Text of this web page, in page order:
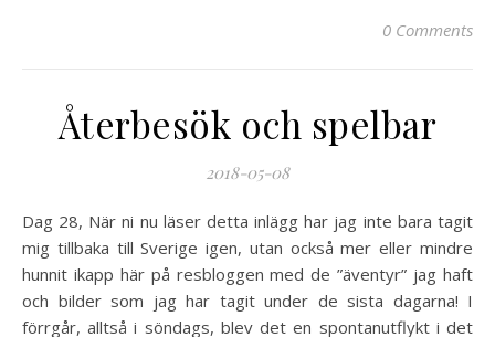
0 Comments
Återbesök och spelbar
2018-05-08
Dag 28, När ni nu läser detta inlägg har jag inte bara tagit
mig tillbaka till Sverige igen, utan också mer eller mindre
hunnit ikapp här på resbloggen med de ”äventyr” jag haft
och bilder som jag har tagit under de sista dagarna! I
förrgår, alltså i söndags, blev det en spontanutflykt i det